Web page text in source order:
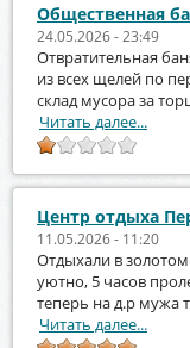
Общественная
24.05.2026 - 23:49
Отвратительная
из всех щелей по
склад мусора за
Читать далее...
Центр отдыха
11.05.2026 - 11:20
Отдыхали в золотом
уютно, 5 часов
теперь на д.р мужа
Читать далее...